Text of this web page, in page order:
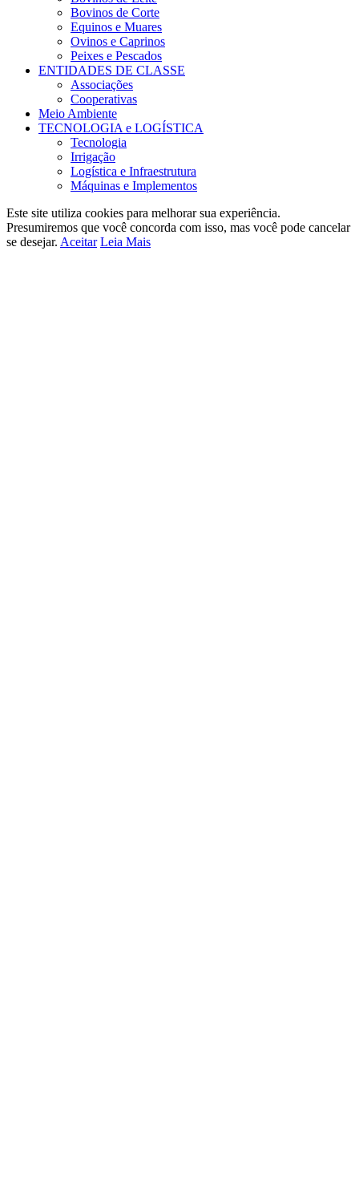
Bovinos de Corte
Equinos e Muares
Ovinos e Caprinos
Peixes e Pescados
ENTIDADES DE CLASSE
Associações
Cooperativas
Meio Ambiente
TECNOLOGIA e LOGÍSTICA
Tecnologia
Irrigação
Logística e Infraestrutura
Máquinas e Implementos
Este site utiliza cookies para melhorar sua experiência.
Presumiremos que você concorda com isso, mas você pode cancelar
se desejar. Aceitar Leia Mais